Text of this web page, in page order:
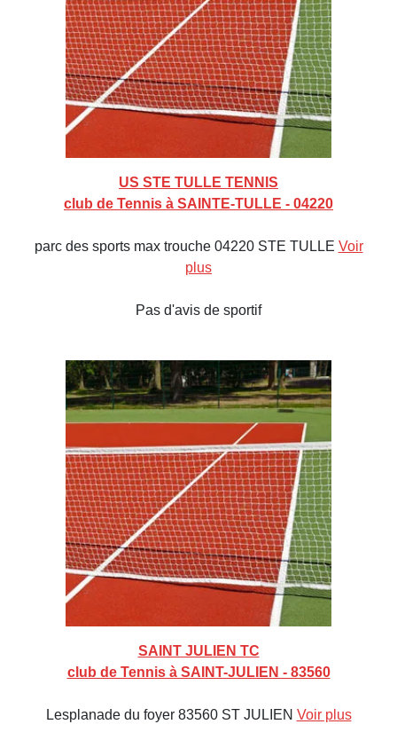
US STE TULLE TENNIS
club de Tennis à SAINTE-TULLE - 04220
parc des sports max trouche 04220 STE TULLE Voir
plus
Pas d'avis de sportif
SAINT JULIEN TC
club de Tennis à SAINT-JULIEN - 83560
Lesplanade du foyer 83560 ST JULIEN Voir plus